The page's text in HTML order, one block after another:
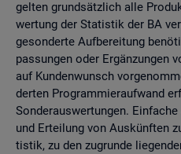
gel­ten grund­sätz­lich alle
wer­tung der Sta­tis­tik der BA
ge­son­der­te Auf­be­rei­tung
pas­sun­gen oder Er­gän­zun­gen
auf Kun­den­wunsch
der­ten Pro­gram­mier­auf­wand
Son­der­aus­wer­tun­gen.
und Er­tei­lung von Aus­künf­ten
tis­tik, zu den zu­grun­de